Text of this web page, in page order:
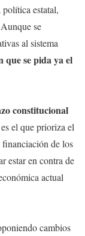
estatal,
se
al sistema
que se pida ya el
constitucional
el que prioriza el
financiación de los
estar en contra de
actual
cambios